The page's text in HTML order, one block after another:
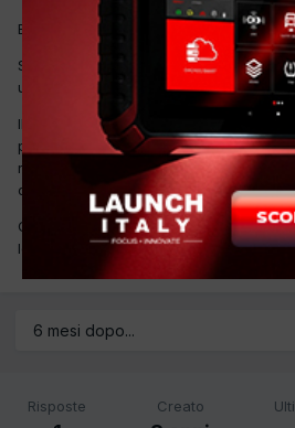
Buongiorno
Sono una officina con annesso
una autovettura usata.
Il cliente ha fatto fare dei lavori da
presentato con la ricevuta per farsela
rifiutato dato che avrebbe dovuto
officina per usufruire della garanzia.
Come ci dobbiamo comportare dato
lettera raccomandata da un avvocato?
6 mesi dopo...
Risposte Creato